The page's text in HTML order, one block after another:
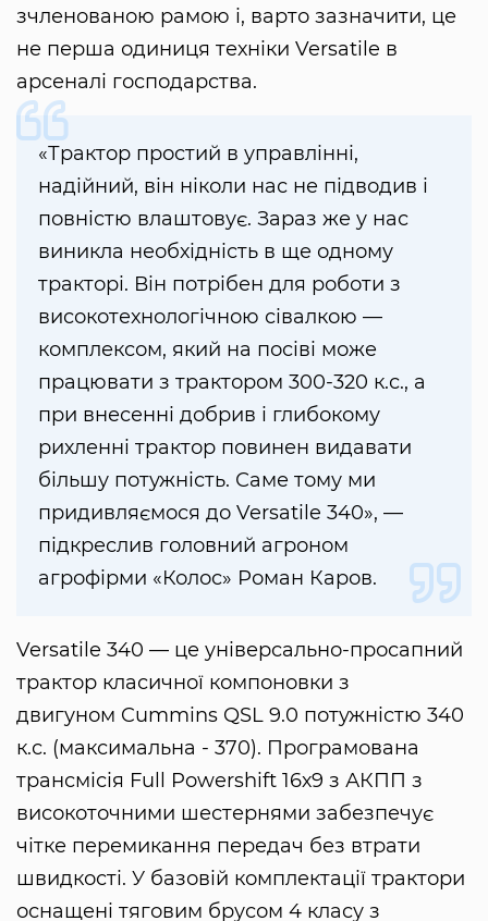
зчленованою рамою і, варто зазначити, це
не перша одиниця техніки Versatile в
арсеналі господарства.
«Трактор простий в управлінні,
надійний, він ніколи нас не підводив і
повністю влаштовує. Зараз же у нас
виникла необхідність в ще одному
тракторі. Він потрібен для роботи з
високотехнологічною сівалкою —
комплексом, який на посіві може
працювати з трактором 300-320 к.с., а
при внесенні добрив і глибокому
рихленні трактор повинен видавати
більшу потужність. Саме тому ми
придивляємося до Versatile 340», —
підкреслив головний агроном
агрофірми «Колос» Роман Каров.
Versatile 340 — це універсально-просапний
трактор класичної компоновки з
двигуном Cummins QSL 9.0 потужністю 340
к.с. (максимальна - 370). Програмована
трансмісія Full Powershift 16х9 з АКПП з
високоточними шестернями забезпечує
чітке перемикання передач без втрати
швидкості. У базовій комплектації трактори
оснащені тяговим брусом 4 класу з